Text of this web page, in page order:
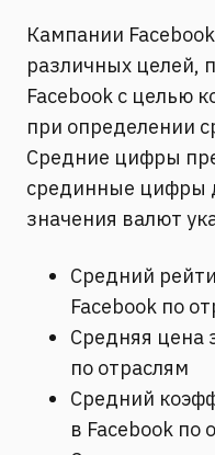
Кампании
различных целей,
Facebook с целью
при определении
Средние цифры
срединные цифры
значения валют
Средний
Facebook по
Средняя цена
по отраслям
Средний
в Facebook по